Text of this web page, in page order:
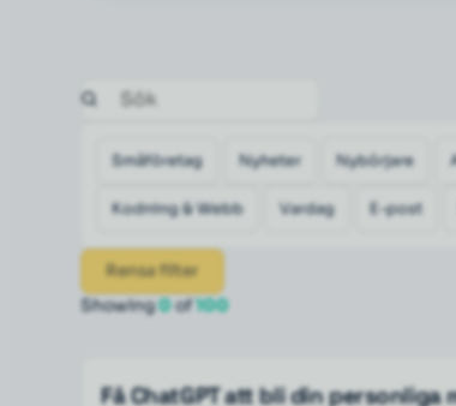
Småföretag Nyheter Nybörjare
Kodning & Webb Vardag E-post
Rensa filter
Showing0of100
Få ChatGPT att bli din personliga